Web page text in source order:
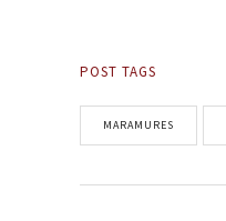
POST TAGS
MARAMURES